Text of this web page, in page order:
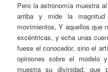
Pero la astronomía muestra
arriba y mide la
movimientos, Y aquellos que
excéntricas, y echa unas
fuese el conocedor, sino el
opiniones sobre el modelo
muestra su divinidad, que